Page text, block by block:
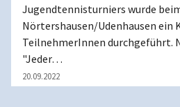
Jugendtennisturniers wurde
Nörtershausen/Udenhausen
TeilnehmerInnen durchgeführt.
"Jeder…
20.09.2022